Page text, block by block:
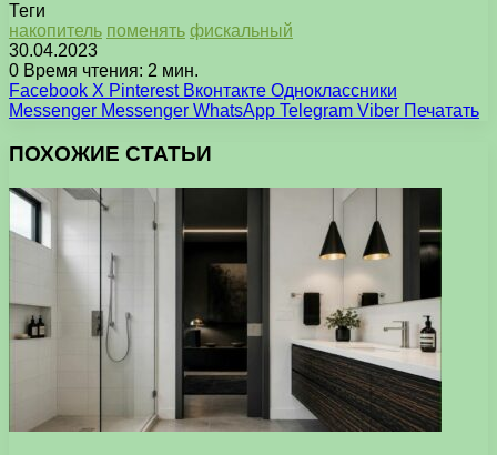
Теги
накопитель поменять фискальный
30.04.2023
0 Время чтения: 2 мин.
Facebook X Pinterest Вконтакте Одноклассники
Messenger Messenger WhatsApp Telegram Viber Печатать
ПОХОЖИЕ СТАТЬИ